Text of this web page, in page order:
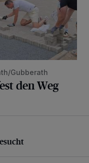
Gubberath
den Weg